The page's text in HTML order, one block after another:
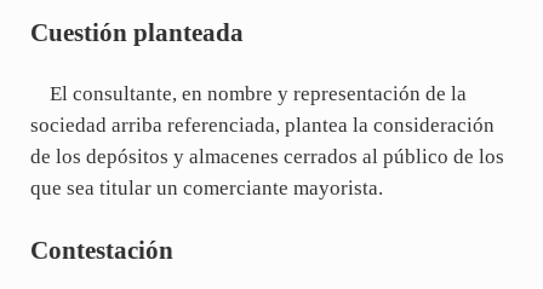
Cuestión planteada
El consultante, en nombre y representación de la
sociedad arriba referenciada, plantea la consideración
de los depósitos y almacenes cerrados al público de los
que sea titular un comerciante mayorista.
Contestación